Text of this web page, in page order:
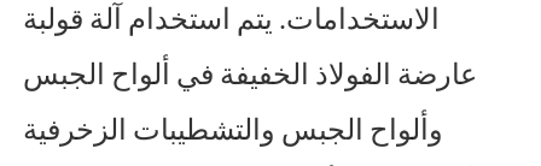
الاستخدامات. يتم استخدام آلة قولبة
عارضة الفولاذ الخفيفة في ألواح الجبس
وألواح الجبس والتشطيبات الزخرفية